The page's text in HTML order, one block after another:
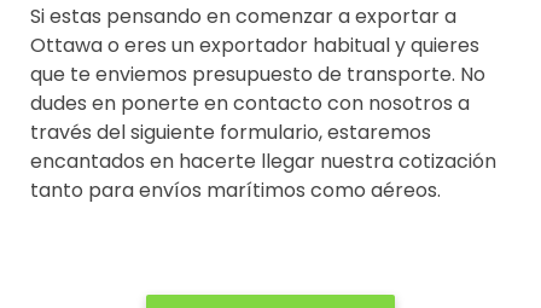
Si estas pensando en comenzar a exportar a
Ottawa o eres un exportador habitual y quieres
que te enviemos presupuesto de transporte. No
dudes en ponerte en contacto con nosotros a
través del siguiente formulario, estaremos
encantados en hacerte llegar nuestra cotización
tanto para envíos marítimos como aéreos.